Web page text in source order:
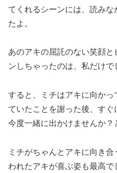
てくれるシーンには、読み
たよ。
あのアキの屈託のない笑顔と
ンしちゃったのは、私だけで
すると、ミチはアキに向か
ていたことを謝った後、すぐ
今度一緒に出かけませんか？
ミチがちゃんとアキに向き
われたアキが喜ぶ姿も最高で